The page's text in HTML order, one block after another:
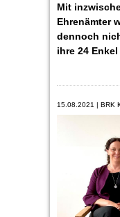
Mit
Ehrenämter
dennoch
ihre 24
15.08.2021 | BRK